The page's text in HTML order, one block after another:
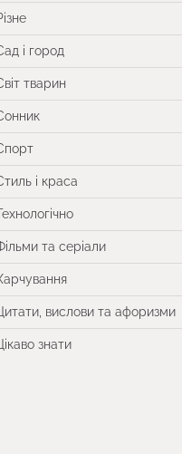
і город
тварин
і краса
та серіали
вислови та афоризми
знати